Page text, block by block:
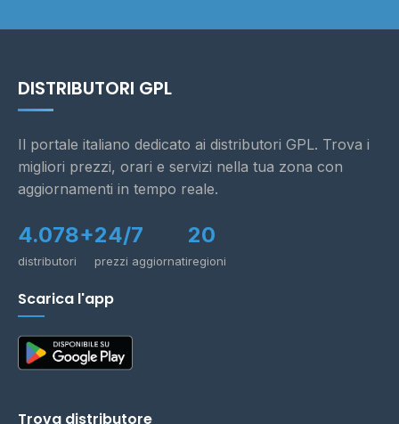
DISTRIBUTORI GPL
Il portale italiano dedicato ai distributori GPL. Trova i
migliori prezzi, orari e servizi nella tua zona con
aggiornamenti in tempo reale.
4.078+
distributori
24/7
prezzi aggiornati
20
regioni
Scarica l'app
Trova distributore